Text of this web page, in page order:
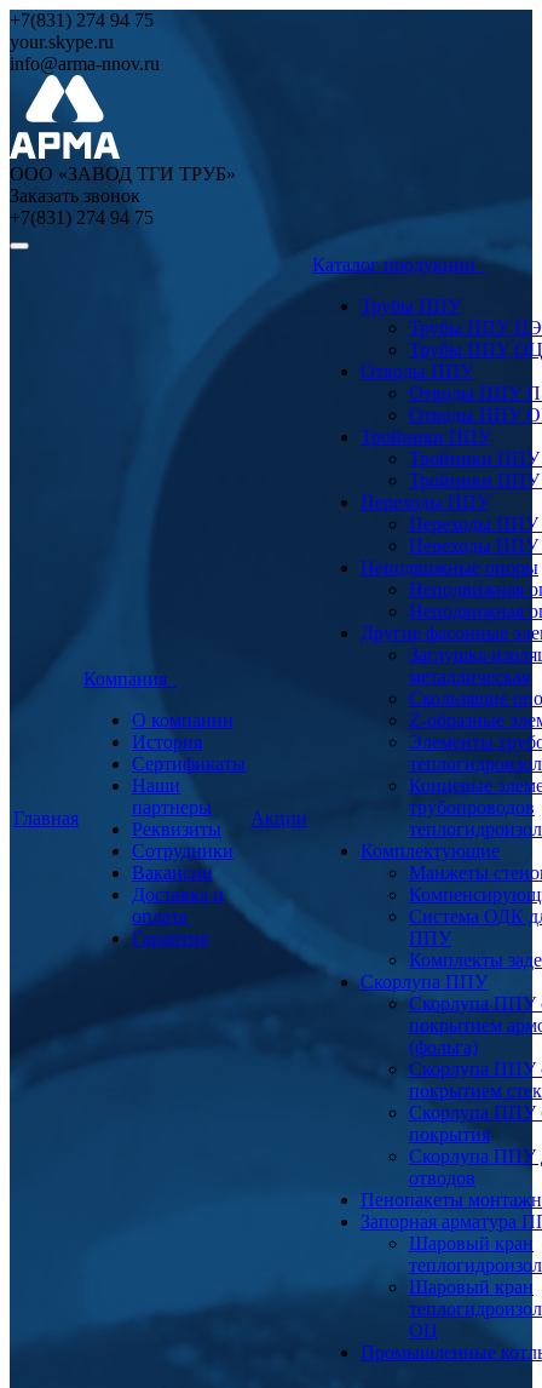
+7(831) 274 94 75
your.skype.ru
info@arma-nnov.ru
ООО «ЗАВОД ТГИ ТРУБ»
Заказать звонок
+7(831) 274 94 75
Главная
Компания
О компании
История
Сертификаты
Наши
партнеры
Реквизиты
Сотрудники
Вакансии
Доставка и
оплата
Гарантия
Акции
Каталог продукции
Трубы ППУ
Трубы ППУ ПЭ
Трубы ППУ ОЦ
Отводы ППУ
Отводы ППУ
Отводы ППУ
Тройники ППУ
Тройники
Тройники
Переходы ППУ
Переходы
Переходы
Неподвижные опоры
Неподвижная
Неподвижная
Другие фасонные
Заглушка
металлическая
Скользящие
Z-образные
Элементы
Концевые
трубопроводов
Комплектующие
Манжеты
Система ОДК
ППУ
Комплекты
Скорлупа ППУ
Скорлупа ППУ
покрытием
(фольга)
Скорлупа ППУ
покрытием
Скорлупа ППУ
покрытия
Скорлупа ППУ
отводов
Пенопакеты
Запорная арматура
Шаровый кран
Шаровый кран
ОЦ
Промышленные